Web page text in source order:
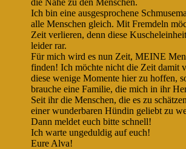
Ich bin eine ausgesprochene
alle Menschen gleich. Mit Fremdeln
Zeit verlieren, denn diese
leider rar.
Für mich wird es nun Zeit, MEINE
finden! Ich möchte nicht die Zeit damit
diese wenige Momente hier zu hoffen,
brauche eine Familie, die mich in ihr
Seit ihr die Menschen, die es zu
einer wunderbaren Hündin geliebt zu
Dann meldet euch bitte schnell!
Ich warte ungeduldig auf euch!
Eure Alva!